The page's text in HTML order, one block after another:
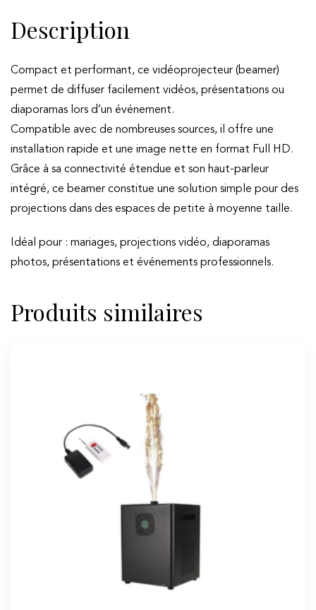
Description
Compact et performant, ce vidéoprojecteur (beamer)
permet de diffuser facilement vidéos, présentations ou
diaporamas lors d’un événement.
Compatible avec de nombreuses sources, il offre une
installation rapide et une image nette en format Full HD.
Grâce à sa connectivité étendue et son haut-parleur
intégré, ce beamer constitue une solution simple pour des
projections dans des espaces de petite à moyenne taille.
Idéal pour : mariages, projections vidéo, diaporamas
photos, présentations et événements professionnels.
Produits similaires